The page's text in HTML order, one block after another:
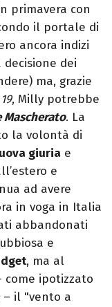
primavera con
il portale di
ancora indizi
dei
ma, grazie
, Milly potrebbe
Mascherato. La
la volontà di
giuria e
e
ad avere
in voga in Italia
abbandonati
e
, ma al
come ipotizzato
– il "vento a